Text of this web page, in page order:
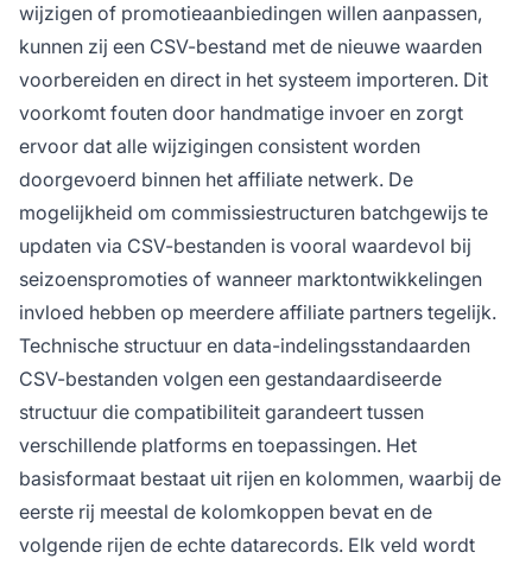
wijzigen of promotieaanbiedingen willen aanpassen,
kunnen zij een CSV-bestand met de nieuwe waarden
voorbereiden en direct in het systeem importeren. Dit
voorkomt fouten door handmatige invoer en zorgt
ervoor dat alle wijzigingen consistent worden
doorgevoerd binnen het affiliate netwerk. De
mogelijkheid om commissiestructuren batchgewijs te
updaten via CSV-bestanden is vooral waardevol bij
seizoenspromoties of wanneer marktontwikkelingen
invloed hebben op meerdere affiliate partners tegelijk.
Technische structuur en data-indelingsstandaarden
CSV-bestanden volgen een gestandaardiseerde
structuur die compatibiliteit garandeert tussen
verschillende platforms en toepassingen. Het
basisformaat bestaat uit rijen en kolommen, waarbij de
eerste rij meestal de kolomkoppen bevat en de
volgende rijen de echte datarecords. Elk veld wordt